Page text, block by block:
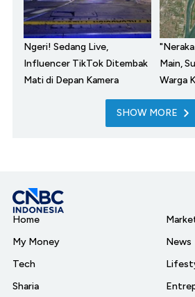
Ngeri! Sedang Live,
Influencer TikTok Ditembak
Mati di Depan Kamera
Main,
Warga
SHOW MORE
Home
My Money
Tech
Sharia
News